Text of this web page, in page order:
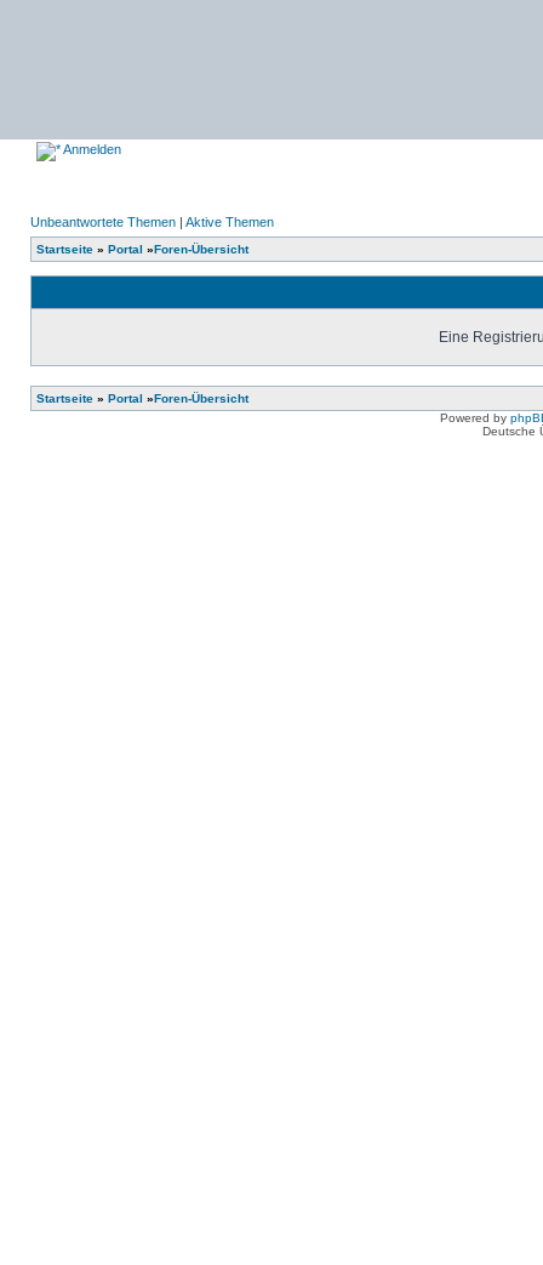
Anmelden
Unbeantwortete Themen | Aktive Themen
Startseite » Portal »Foren-Übersicht
Eine
Startseite » Portal »Foren-Übersicht
Powered by
Deutsche